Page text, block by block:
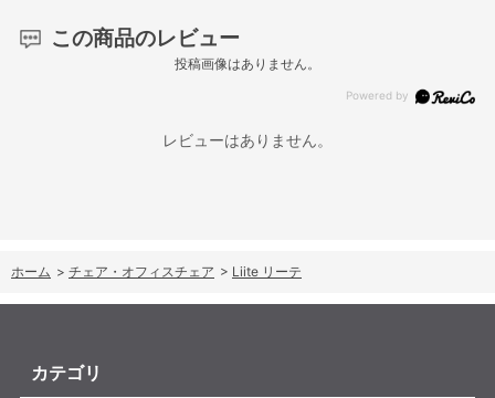
この商品のレビュー
投稿画像はありません。
レビューはありません。
ホーム > チェア・オフィスチェア > Liite リーテ
カテゴリ